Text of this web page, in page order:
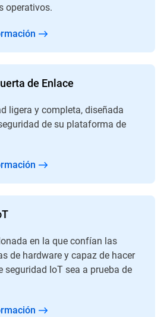
operativos.
de Enlace
ligera y completa, diseñada
de su plataforma de
en la que confían las
de hardware y capaz de hacer
seguridad IoT sea a prueba de